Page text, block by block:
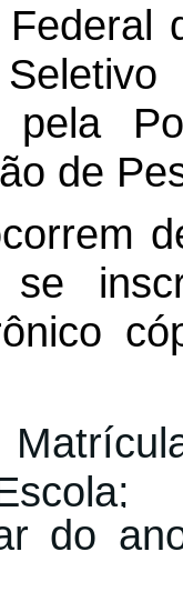
pela
de
se
do